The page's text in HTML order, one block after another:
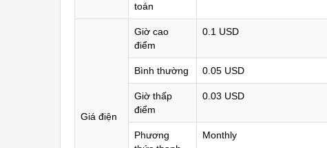
toán
Giá điện
Giờ cao
điểm
0.1 USD
Bình thường 0.05 USD
Giờ thấp
điểm
0.03 USD
Phương
Monthly